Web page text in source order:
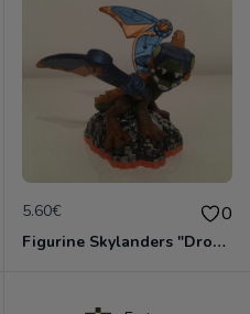
5.60€ 0
Figurine Skylanders "Drobot - Giants, Lightcore"